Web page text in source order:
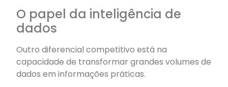
O papel da inteligência de
dados
Outro diferencial competitivo está na
capacidade de transformar grandes volumes de
dados em informações práticas.